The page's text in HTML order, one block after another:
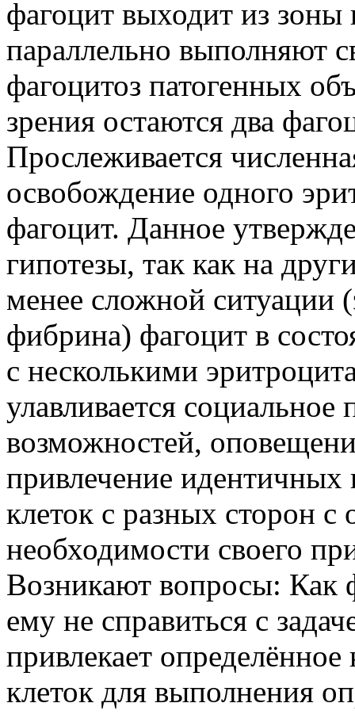
фагоцит выходит из
параллельно выполняют
фагоцитоз патогенных
зрения остаются два
Прослеживается
освобождение одного
фагоцит. Данное
гипотезы, так как на
менее сложной ситуации
фибрина) фагоцит в
с несколькими
улавливается
возможностей,
привлечение идентичных
клеток с разных сторон
необходимости своего
Возникают вопросы: Как
ему не справиться с
привлекает
клеток для выполнения